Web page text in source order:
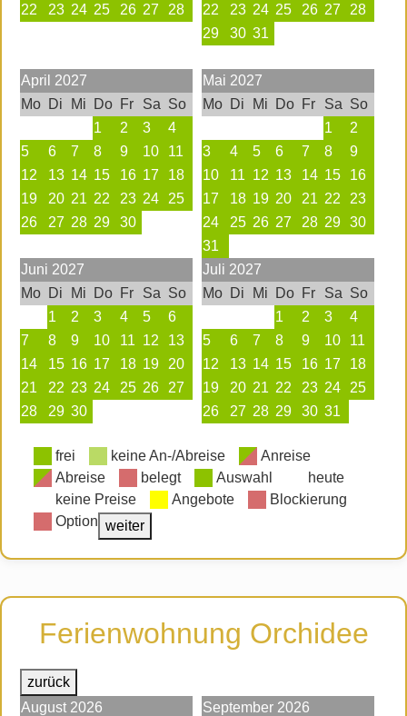
22
23 24 25 26 27 28
22
23 24 25 26 27
28
29
30 31
April 2027
Mo Di Mi Do Fr Sa So
1
2 3
4
5
6 7 8 9 10
11
12
13 14 15 16 17
18
19
20 21 22 23 24
25
26
27 28 29 30
Mai 2027
Mo Di Mi Do Fr Sa So
1
2
3
4 5 6 7 8
9
10
11 12 13 14 15
16
17
18 19 20 21 22
23
24
25 26 27 28 29 30
31
Juni 2027
Mo Di Mi Do Fr Sa So
1
2 3 4 5
6
7
8 9 10 11 12
13
14
15 16 17 18 19
20
21
22 23 24 25 26
27
28
29 30
Juli 2027
Mo Di Mi Do Fr Sa So
1
2 3
4
5
6 7 8 9 10
11
12
13 14 15 16 17
18
19
20 21 22 23 24
25
26
27 28 29 30 31
frei keine An-/Abreise
Anreise
Abreise
belegt Auswahl
heute
keine Preise
Angebote
Blockierung
Option weiter
Ferienwohnung Orchidee
zurück
August 2026
September 2026